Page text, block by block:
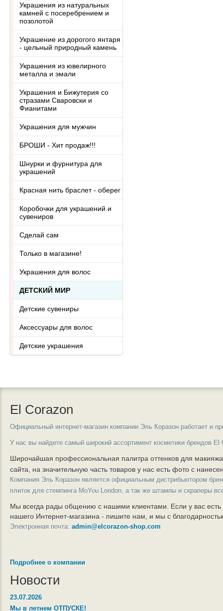
Украшения из натуральных
камней с посеребрением и
позолотой
Украшение из дорогого янтаря
- цельный природный камень
Украшения из ювелирного
металла и эмали
Украшения и Бижутерия со
стразами Сваровски и
Фианитами
Украшения для мужчин
БРОШИ - Хит продаж!!!
Шнурки и фурнитура для
украшений
Красная нить браслет - оберег
Коробочки для украшений и
сувениров
Сделай сам
Только в магазине!
Украшения для волос
ДЕТСКИЙ МИР
Детские сувениры
Аксессуары для волос
Детские украшения
El Corazon
Официальный интернет-магазин компании Эль Коразон работает и
У нас вы найдете самый широкий ассортимент косметики брендов El
Широчайшая профессиональная палитра оттенков для
сайта, на значительную часть товаров у нас есть фото с
Компания Эль Коразон является официальным дистрибьютором
плиток для стемпинга MoYou London, а так же штампы и скраперы
Мы всегда рады общению с нашими клиентами. Если у вас
нашего Интернет-магазина - пишите нам, и мы с
Электронная почта: admin@elcorazon-shop.com
Подробнее о компании
Новости
23.07.2026
Мы в летнем ОТПУСКЕ!